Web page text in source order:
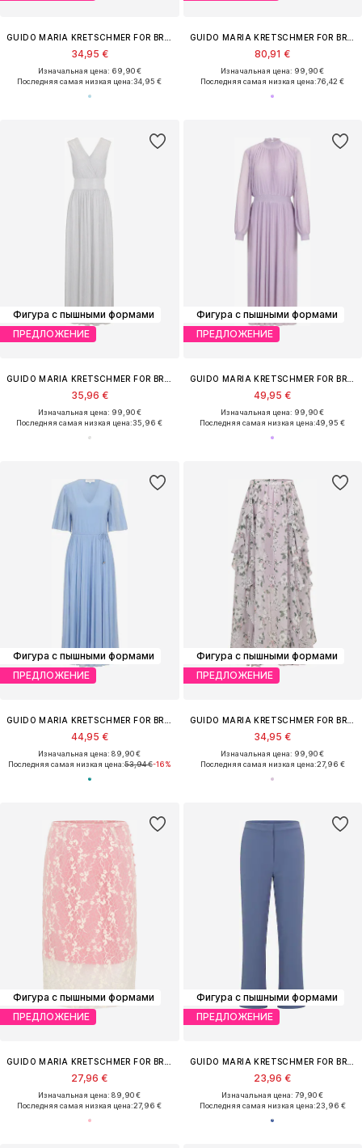
34,95 €
Изначальная цена: 69,90 €
Последняя самая низкая цена:34,95 €
80,91 €
Изначальная цена: 99,90 €
Последняя самая низкая цена:76,42 €
Фигура с пышными формами
ПРЕДЛОЖЕНИЕ
35,96 €
Изначальная цена: 99,90 €
Последняя самая низкая цена:35,96 €
Фигура с пышными формами
ПРЕДЛОЖЕНИЕ
49,95 €
Изначальная цена: 99,90 €
Последняя самая низкая цена:49,95 €
Фигура с пышными формами
ПРЕДЛОЖЕНИЕ
44,95 €
Изначальная цена: 89,90 €
Последняя самая низкая цена:53,94 €-16%
Фигура с пышными формами
ПРЕДЛОЖЕНИЕ
34,95 €
Изначальная цена: 99,90 €
Последняя самая низкая цена:27,96 €
Фигура с пышными формами
ПРЕДЛОЖЕНИЕ
27,96 €
Изначальная цена: 89,90 €
Последняя самая низкая цена:27,96 €
Фигура с пышными формами
ПРЕДЛОЖЕНИЕ
23,96 €
Изначальная цена: 79,90 €
Последняя самая низкая цена:23,96 €